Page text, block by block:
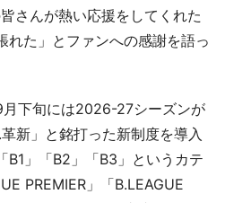
さんが熱い応援をしてくれた
れた」とファンへの感謝を語っ
下旬には2026-27シーズンが
新」と銘打った新制度を導入
B1」「B2」「B3」というカテ
PREMIER」「B.LEAGUE